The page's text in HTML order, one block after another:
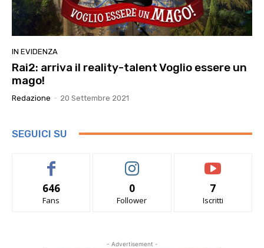
IN EVIDENZA
Rai2: arriva il reality-talent Voglio essere un
mago!
Redazione - 20 Settembre 2021
SEGUICI SU
646
Fans
0
Follower
7
Iscritti
- Advertisement -